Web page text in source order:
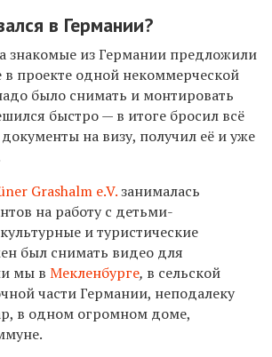
в Германии?
знакомые из Германии предложили
в проекте одной некоммерческой
было снимать и монтировать
быстро — в итоге бросил всё
на визу, получил её и уже
Grashalm e.V.занималась
на работу с детьми-
и туристические
был снимать видео для
мы в Мекленбурге, в сельской
части Германии, неподалеку
в одном огромном доме,